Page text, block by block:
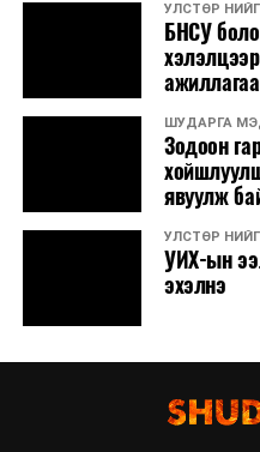
УЛСТӨР
БНСУ
ШУДАРГА
Зодоон
явуулж
УЛСТӨР
УИХ-ын
эхэлнэ